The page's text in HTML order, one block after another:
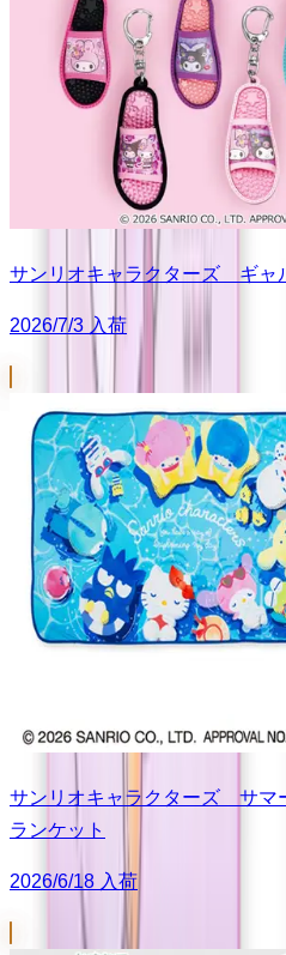
サンリオキャラクターズ ギャ
2026/7/3 入荷
サンリオキャラクターズ サマ
ランケット
2026/6/18 入荷